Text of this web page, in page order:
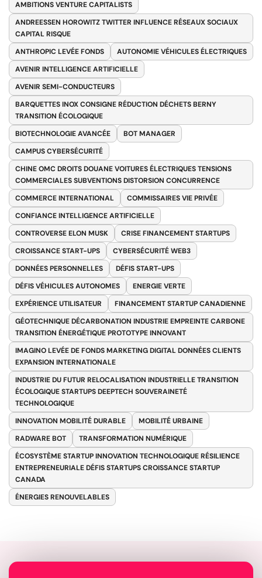
AMBITIONS VENTURE CAPITALISTS
ANDREESSEN HOROWITZ TWITTER INFLUENCE RÉSEAUX SOCIAUX
CAPITAL RISQUE
ANTHROPIC LEVÉE FONDS
AUTONOMIE VÉHICULES ÉLECTRIQUES
AVENIR INTELLIGENCE ARTIFICIELLE
AVENIR SEMI-CONDUCTEURS
BARQUETTES INOX CONSIGNE RÉDUCTION DÉCHETS BERNY
TRANSITION ÉCOLOGIQUE
BIOTECHNOLOGIE AVANCÉE
BOT MANAGER
CAMPUS CYBERSÉCURITÉ
CHINE OMC DROITS DOUANE VOITURES ÉLECTRIQUES TENSIONS
COMMERCIALES SUBVENTIONS DISTORSION CONCURRENCE
COMMERCE INTERNATIONAL
COMMISSAIRES VIE PRIVÉE
CONFIANCE INTELLIGENCE ARTIFICIELLE
CONTROVERSE ELON MUSK
CRISE FINANCEMENT STARTUPS
CROISSANCE START-UPS
CYBERSÉCURITÉ WEB3
DONNÉES PERSONNELLES
DÉFIS START-UPS
DÉFIS VÉHICULES AUTONOMES
ENERGIE VERTE
EXPÉRIENCE UTILISATEUR
FINANCEMENT STARTUP CANADIENNE
GÉOTECHNIQUE DÉCARBONATION INDUSTRIE EMPREINTE CARBONE
TRANSITION ÉNERGÉTIQUE PROTOTYPE INNOVANT
IMAGINO LEVÉE DE FONDS MARKETING DIGITAL DONNÉES CLIENTS
EXPANSION INTERNATIONALE
INDUSTRIE DU FUTUR RELOCALISATION INDUSTRIELLE TRANSITION
ÉCOLOGIQUE STARTUPS DEEPTECH SOUVERAINETÉ
TECHNOLOGIQUE
INNOVATION MOBILITÉ DURABLE
MOBILITÉ URBAINE
RADWARE BOT
TRANSFORMATION NUMÉRIQUE
ÉCOSYSTÈME STARTUP INNOVATION TECHNOLOGIQUE RÉSILIENCE
ENTREPRENEURIALE DÉFIS STARTUPS CROISSANCE STARTUP
CANADA
ÉNERGIES RENOUVELABLES